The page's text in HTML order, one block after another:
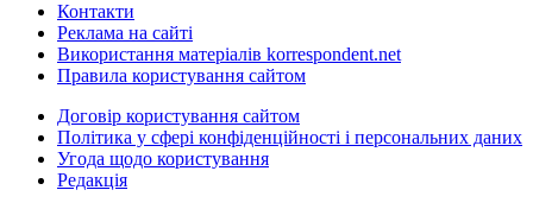
Контакти
Реклама на сайті
Використання матеріалів korrespondent.net
Правила користування сайтом
Договір користування сайтом
Політика у сфері конфіденційності і персональних даних
Угода щодо користування
Редакція